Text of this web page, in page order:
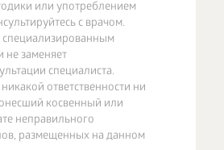
или употреблением
с врачом.
специализированным
не заменяет
специалиста.
ответственности ни
косвенный или
неправильного
размещенных на данном